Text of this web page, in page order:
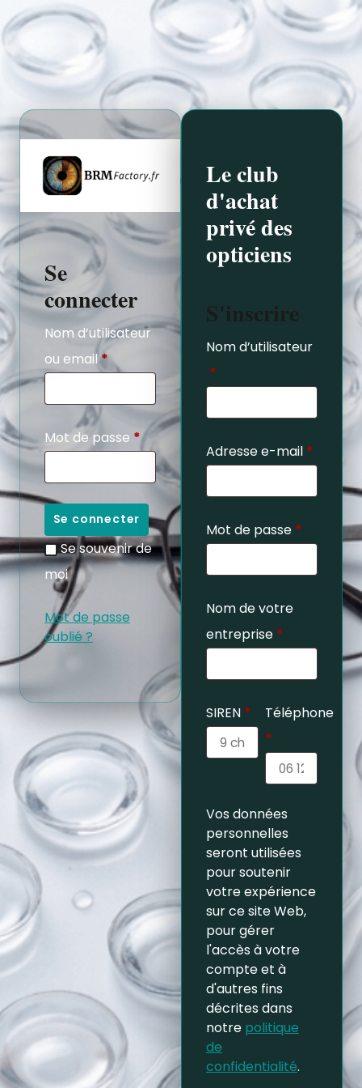
Se
connecter
Nom d’utilisateur
ou email*
Mot de passe *
Se connecter
Se souvenir de
moi
Mot de passe
oublié ?
Le club
d'achat
privé des
opticiens
S'inscrire
Nom d’utilisateur
*
Adresse e-mail *
Mot de passe *
Nom de votre
entreprise *
SIREN *
Téléphone
*
Vos données
personnelles
seront utilisées
pour soutenir
votre expérience
sur ce site Web,
pour gérer
l'accès à votre
compte et à
d'autres fins
décrites dans
notre politique
de
confidentialité.